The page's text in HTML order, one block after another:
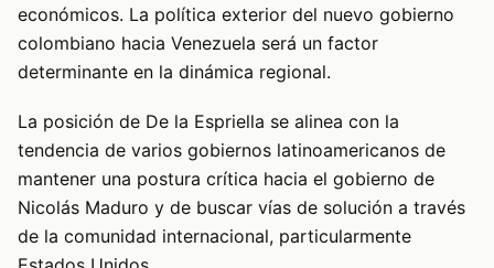
económicos. La política exterior del nuevo gobierno
colombiano hacia Venezuela será un factor
determinante en la dinámica regional.
La posición de De la Espriella se alinea con la
tendencia de varios gobiernos latinoamericanos de
mantener una postura crítica hacia el gobierno de
Nicolás Maduro y de buscar vías de solución a través
de la comunidad internacional, particularmente